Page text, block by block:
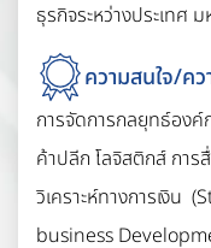
ธุรกิจระหว่างประเทศ
ความสนใจ/ค
การจัดการกลยุทธ์อง
ค้าปลีก โลจิสติกส์ การ
วิเคราะห์ทางการเงิน
business